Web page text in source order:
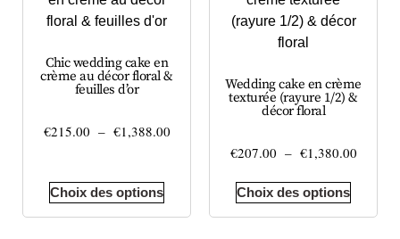
Chic wedding cake en
crème au décor floral &
feuilles d’or
€215.00 – €1,388.00
Choix des options
Wedding cake en crème
texturée (rayure 1/2) &
décor floral
€207.00 – €1,380.00
Choix des options